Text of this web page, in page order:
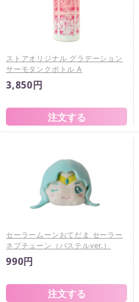
ストアオリジナル グラデーション
サーモタンクボトル A
3,850円
セーラームーンおてだま セーラー
ネプチューン（パステルver.）
990円